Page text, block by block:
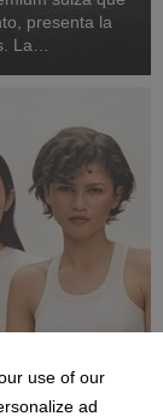
presenta la
La
use of our
ad